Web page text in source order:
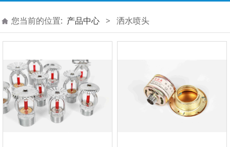
您当前的位置: 产品中心 > 洒水喷头